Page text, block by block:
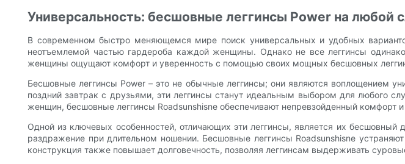
Универсальность: бесшовные леггинсы Power на любой
В современном быстро меняющемся мире поиск универсальных и удобных
неотъемлемой частью гардероба каждой женщины. Однако не все леггинсы
женщины ощущают комфорт и уверенность с помощью своих мощных бесшовных
Бесшовные леггинсы Power – это не обычные леггинсы; они являются воплощением
поздний завтрак с друзьями, эти леггинсы станут идеальным выбором для любого
женщин, бесшовные леггинсы Roadsunshisne обеспечивают непревзойденный комфорт и
Одной из ключевых особенностей, отличающих эти леггинсы, является их
раздражение при длительном ношении. Бесшовные леггинсы Roadsunshisne
конструкция также повышает долговечность, позволяя леггинсам выдерживать